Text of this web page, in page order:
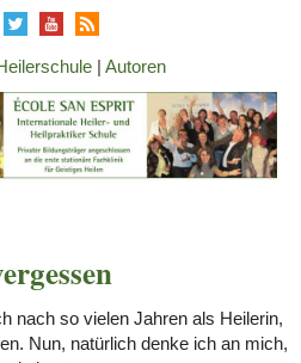
| Autoren
nach so vielen Jahren als Heilerin,
Nun, natürlich denke ich an mich,